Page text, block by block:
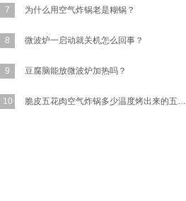
7 为什么用空气炸锅老是糊锅？
8 微波炉一启动就关机怎么回事？
9 豆腐脑能放微波炉加热吗？
10 脆皮五花肉空气炸锅多少温度烤出来的五花肉又香又脆？